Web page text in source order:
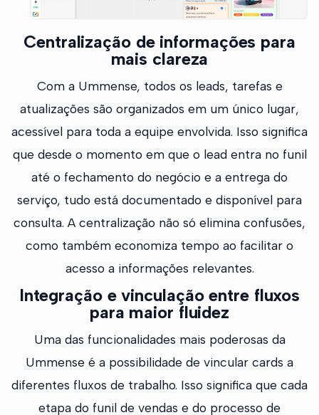
Centralização de informações para
mais clareza
Com a Ummense, todos os leads, tarefas e
atualizações são organizados em um único lugar,
acessível para toda a equipe envolvida. Isso significa
que desde o momento em que o lead entra no funil
até o fechamento do negócio e a entrega do
serviço, tudo está documentado e disponível para
consulta. A centralização não só elimina confusões,
como também economiza tempo ao facilitar o
acesso a informações relevantes.
Integração e vinculação entre fluxos
para maior fluidez
Uma das funcionalidades mais poderosas da
Ummense é a possibilidade de vincular cards a
diferentes fluxos de trabalho. Isso significa que cada
etapa do funil de vendas e do processo de